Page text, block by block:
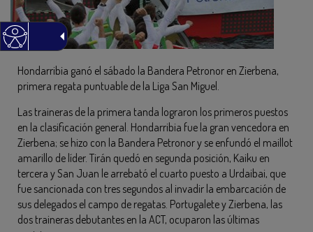
Hondarribia ganó el sábado la Bandera Petronor en Zierbena,
primera regata puntuable de la Liga San Miguel.
Las traineras de la primera tanda lograron los primeros puestos
en la clasificación general. Hondarribia fue la gran vencedora en
Zierbena; se hizo con la Bandera Petronor y se enfundó el maillot
amarillo de líder. Tirán quedó en segunda posición, Kaiku en
tercera y San Juan le arrebató el cuarto puesto a Urdaibai, que
fue sancionada con tres segundos al invadir la embarcación de
sus delegados el campo de regatas. Portugalete y Zierbena, las
dos traineras debutantes en la ACT, ocuparon las últimas